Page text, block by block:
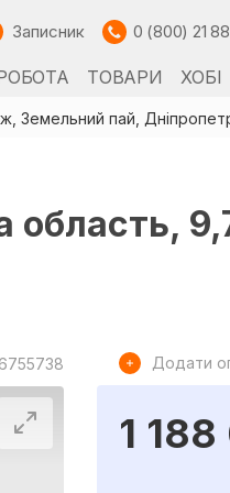
Записник 0 (800) 21
ТОВАРИ ХОБІ
Земельний пай,
Додати
1